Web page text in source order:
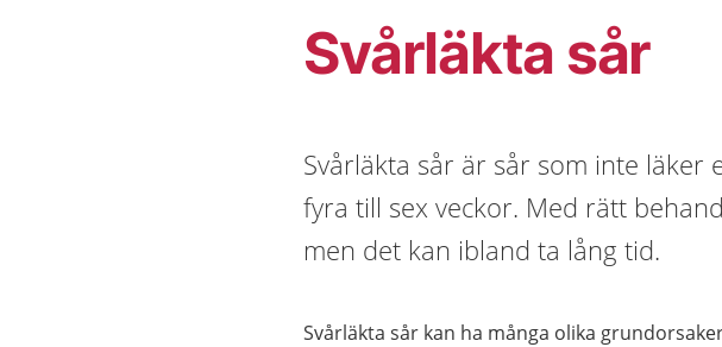
Svårläkta sår
Svårläkta sår är sår som inte läker
fyra till sex veckor. Med rätt
men det kan ibland ta lång tid.
Svårläkta sår kan ha många olika